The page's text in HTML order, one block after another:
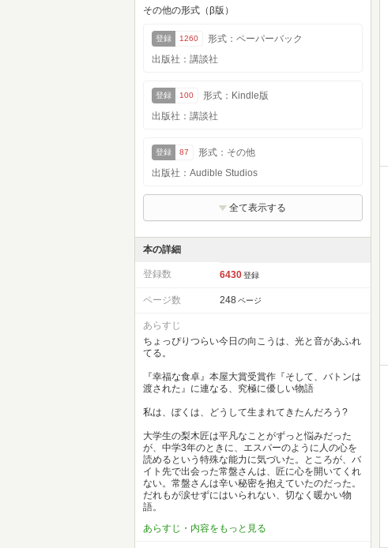
その他の形式（β版）
登録 1260
形式：ペーパーバック
出版社：講談社
登録 100
形式：Kindle版
出版社：講談社
登録 87
形式：その他
出版社：Audible Studios
全て表示する
本の詳細
登録数 6430 登録
ページ数 248 ページ
あらすじ
ちょっぴりつらい今日の向こうは、光と音があふれ
てる。
『幸福な食卓』本屋大賞受賞作『そして、バトンは
渡された』に連なる、究極に優しい物語
私は、ぼくは、どうして生まれてきたんだろう?
大学生の梨木匠は平凡なことがずっと悩みだった
が、中学3年のときに、エスパーのように人の心を
読めるという特殊な能力に気づいた。ところが、バ
イト先で出会った常盤さんは、匠に心を開いてくれ
ない。常盤さんは辛い秘密を抱えていたのだった。
だれもが涙せずにはいられない、切なく暖かい物
語。
あらすじ・内容をもっと見る